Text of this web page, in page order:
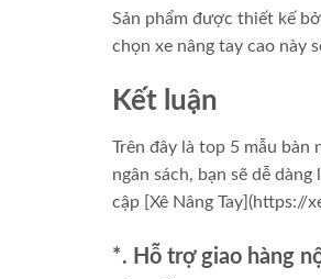
Sản phẩm được thiết kế
chọn xe nâng tay cao này
Kết luận
Trên đây là top 5 mẫu bàn
ngân sách, bạn sẽ dễ
cập [Xê Nâng Tay](https://
*. Hỗ trợ giao hàng